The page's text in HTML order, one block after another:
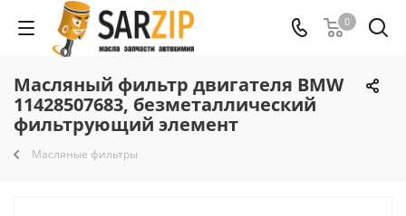
0
Масляный фильтр двигателя BMW
11428507683, безметаллический
фильтрующий элемент
Масляные фильтры